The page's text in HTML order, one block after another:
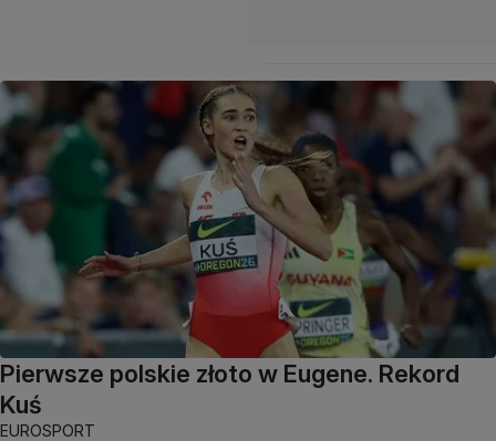
Pierwsze polskie złoto w Eugene. Rekord
Kuś
EUROSPORT